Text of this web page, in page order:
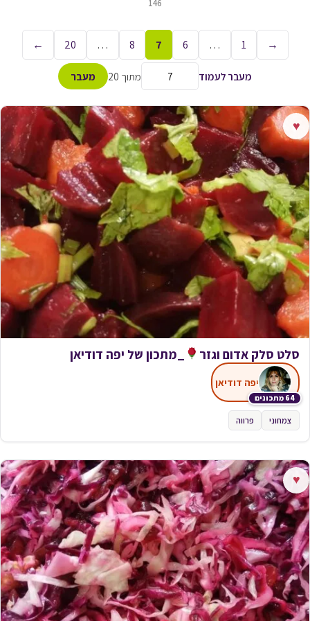
146
→
1
…
6
7
8
…
20
←
מעבר לעמוד מתוך 20 מעבר
♥
סלט סלק אדום וגזר _מתכון של יפה דודיאן
64 מתכונים
יפה דודיאן
צמחוני פרווה
♥